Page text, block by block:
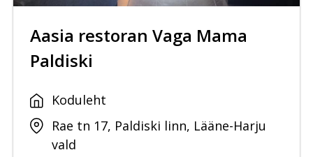
Aasia restoran Vaga Mama
Paldiski
Koduleht
Rae tn 17, Paldiski linn, Lääne-Harju
vald